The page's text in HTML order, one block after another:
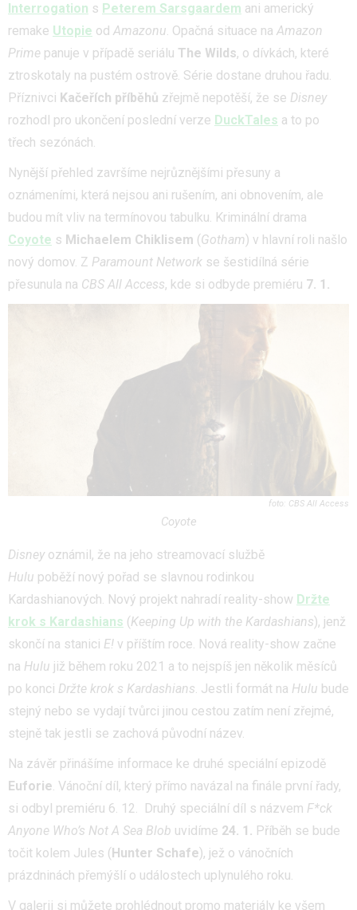
Interrogation s Peterem Sarsgaardem ani americký
remake Utopie od Amazonu. Opačná situace na Amazon
Prime panuje v případě seriálu The Wilds, o dívkách, které
ztroskotaly na pustém ostrově. Série dostane druhou řadu.
Příznivci Kačeřích příběhů zřejmě nepotěší, že se Disney
rozhodl pro ukončení poslední verze DuckTales a to po
třech sezónách.
Nynější přehled završíme nejrůznějšími přesuny a
oznámeními, která nejsou ani rušením, ani obnovením, ale
budou mít vliv na termínovou tabulku. Kriminální drama
Coyote s Michaelem Chiklisem (Gotham) v hlavní roli našlo
nový domov. Z Paramount Network se šestidílná série
přesunula na CBS All Access, kde si odbyde premiéru 7. 1.
CBS All Access
Coyote
Disney oznámil, že na jeho streamovací službě
Hulu poběží nový pořad se slavnou rodinkou
Kardashianových. Nový projekt nahradí reality-show Držte
krok s Kardashians (Keeping Up with the Kardashians), jenž
skončí na stanici E! v příštím roce. Nová reality-show začne
na Hulu již během roku 2021 a to nejspíš jen několik měsíců
po konci Držte krok s Kardashians. Jestli formát na Hulu bude
stejný nebo se vydají tvůrci jinou cestou zatím není zřejmé,
stejně tak jestli se zachová původní název.
Na závěr přinášíme informace ke druhé speciální epizodě
Euforie. Vánoční díl, který přímo navázal na finále první řady,
si odbyl premiéru 6. 12. Druhý speciální díl s názvem F*ck
Anyone Who’s Not A Sea Blob uvidíme 24. 1. Příběh se bude
točit kolem Jules ( Hunter Schafe), jež o vánočních
prázdninách přemýšlí o událostech uplynulého roku.
V galerii si můžete prohlédnout promo materiály ke všem